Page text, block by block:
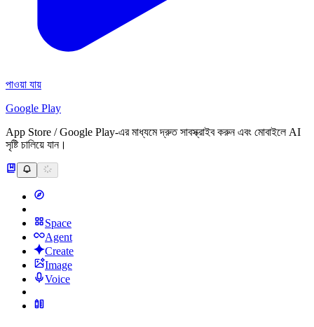
পাওয়া যায়
Google Play
App Store / Google Play-এর মাধ্যমে দ্রুত সাবস্ক্রাইব করুন এবং মোবাইলে AI
সৃষ্টি চালিয়ে যান।
Space
Agent
Create
Image
Voice